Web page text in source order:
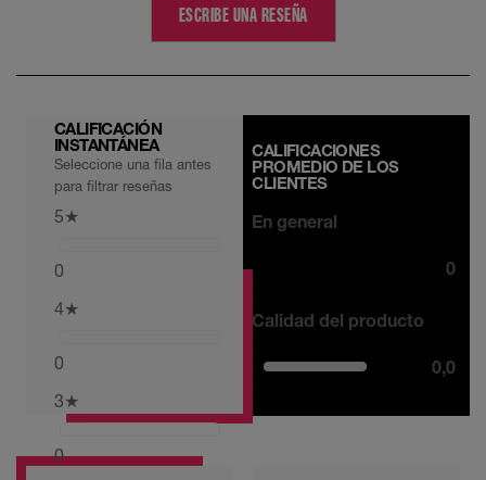
ESCRIBE UNA RESEÑA
CALIFICACIÓN
INSTANTÁNEA
Seleccione una fila antes
para filtrar reseñas
5★
0
4★
0
3★
0
CALIFICACIONES
PROMEDIO DE LOS
CLIENTES
En general
0
Calidad del producto
0,0